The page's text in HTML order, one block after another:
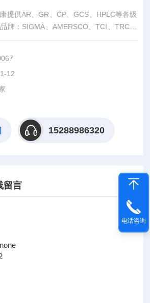
提供AR、GR、CP、GCS、HPLC等各级
牌：SIGMA、AMERSCO、TCI、TRC、
12
15288986320
留言
电话咨询